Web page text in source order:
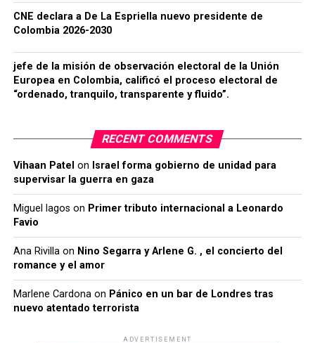
CNE declara a De La Espriella nuevo presidente de
Colombia 2026-2030
jefe de la misión de observación electoral de la Unión
Europea en Colombia, calificó el proceso electoral de
“ordenado, tranquilo, transparente y fluido”.
RECENT COMMENTS
Vihaan Patel on Israel forma gobierno de unidad para
supervisar la guerra en gaza
Miguel lagos on Primer tributo internacional a Leonardo
Favio
Ana Rivillaon Nino Segarra y Arlene G. , el concierto del
romance y el amor
Marlene Cardonaon Pánico en un bar de Londres tras
nuevo atentado terrorista
ADVERTISEMENT